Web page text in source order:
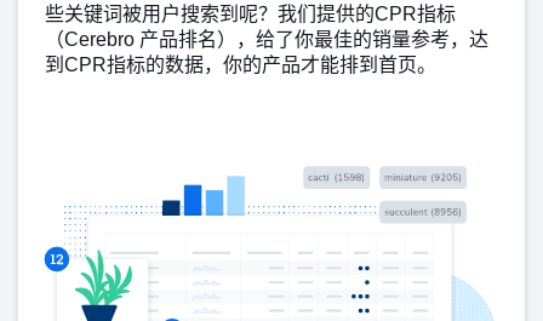
些关键词被用户搜索到呢？我们提供的CPR指标
（Cerebro 产品排名），给了你最佳的销量参考，达
到CPR指标的数据，你的产品才能排到首页。